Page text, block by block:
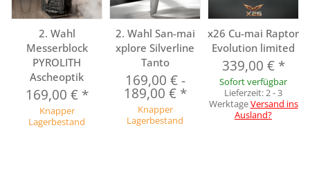
2. Wahl
Messerblock
PYROLITH
Ascheoptik
169,00 € *
Knapper
Lagerbestand
2. Wahl San-mai
xplore Silverline
Tanto
169,00 €-
189,00 € *
Knapper
Lagerbestand
x26 Cu-mai Raptor
Evolution limited
339,00 € *
Sofort verfügbar
Lieferzeit:2 - 3
WerktageVersand ins
Ausland?